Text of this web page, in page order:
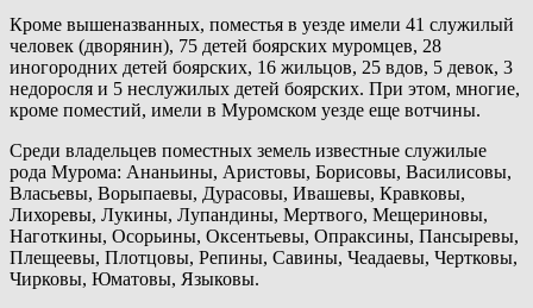
Кроме вышеназванных, поместья в уезде имели 41 служилый
человек (дворянин), 75 детей боярских муромцев, 28
иногородних детей боярских, 16 жильцов, 25 вдов, 5 девок, 3
недоросля и 5 неслужилых детей боярских. При этом, многие,
кроме поместий, имели в Муромском уезде еще вотчины.
Среди владельцев поместных земель известные служилые
рода Мурома: Ананьины, Аристовы, Борисовы, Василисовы,
Власьевы, Ворыпаевы, Дурасовы, Ивашевы, Кравковы,
Лихоревы, Лукины, Лупандины, Мертвого, Мещериновы,
Наготкины, Осорьины, Оксентьевы, Опраксины, Пансыревы,
Плещеевы, Плотцовы, Репины, Савины, Чеадаевы, Чертковы,
Чирковы, Юматовы, Языковы.